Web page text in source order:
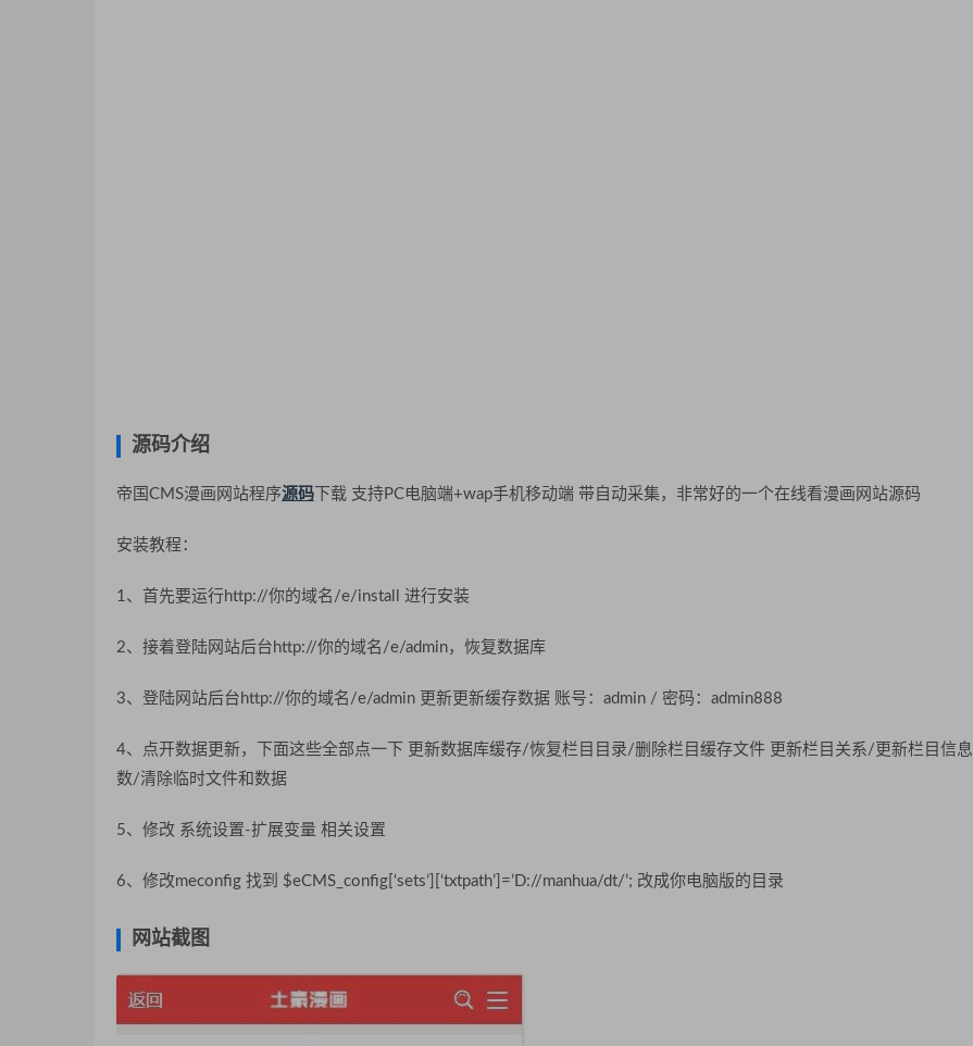
源码介绍
帝国CMS漫画网站程序源码 下载 支持PC电脑端+wap手机移动端 带自动采集，非常好的一个在线看漫画网站源码
安装教程：
1、首先要运行http://你的域名/e/install 进行安装
2、接着登陆网站后台http://你的域名/e/admin，恢复数据库
3、登陆网站后台http://你的域名/e/admin 更新更新缓存数据 账号：admin / 密码：admin888
4、点开数据更新，下面这些全部点一下 更新数据库缓存/恢复栏目目录/删除栏目缓存文件 更新栏目关系/更新栏目信息
数/清除临时文件和数据
5、修改 系统设置-扩展变量 相关设置
6、修改meconfig 找到 $eCMS_config[‘sets’][‘txtpath’]=’D://manhua/dt/’; 改成你电脑版的目录
网站截图